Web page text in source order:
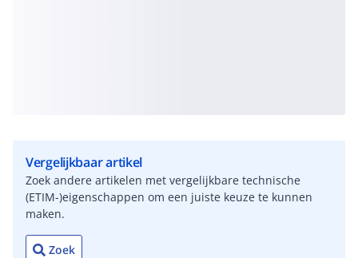
Vergelijkbaar artikel
Zoek andere artikelen met vergelijkbare technische
(ETIM-)eigenschappen om een juiste keuze te kunnen
maken.
Zoek